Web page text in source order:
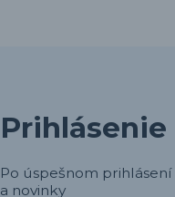
Po úspešnom
a novinky